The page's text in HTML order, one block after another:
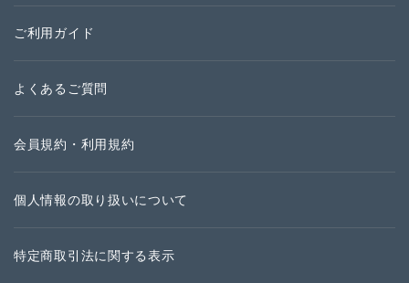
ご利用ガイド
よくあるご質問
会員規約・利用規約
個人情報の取り扱いについて
特定商取引法に関する表示